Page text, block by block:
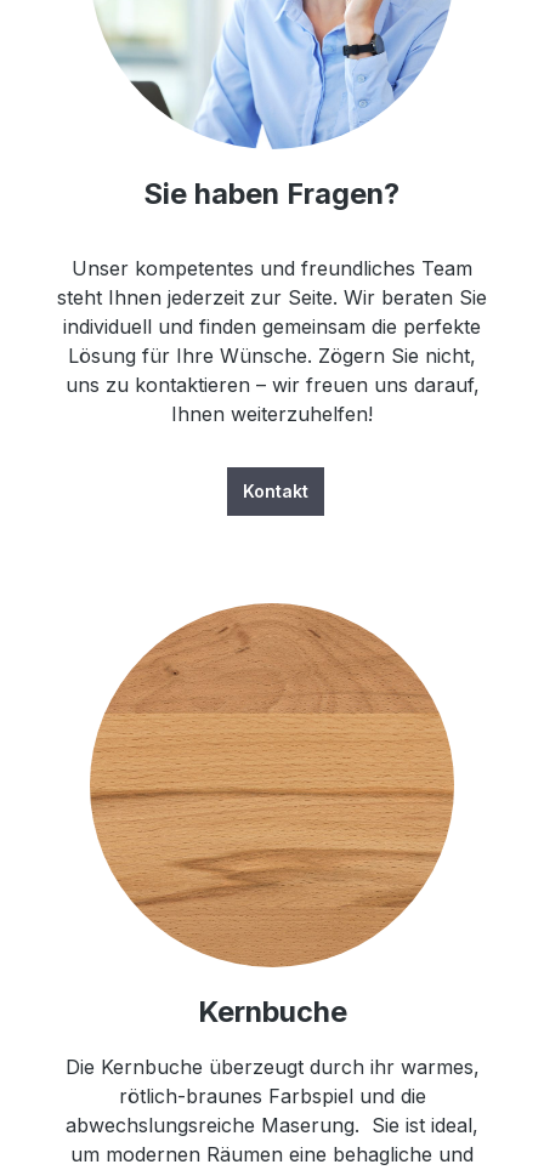
Sie haben Fragen?
Unser kompetentes und freundliches Team
steht Ihnen jederzeit zur Seite. Wir beraten Sie
individuell und finden gemeinsam die perfekte
Lösung für Ihre Wünsche. Zögern Sie nicht,
uns zu kontaktieren – wir freuen uns darauf,
Ihnen weiterzuhelfen!
Kontakt
Kernbuche
Die Kernbuche überzeugt durch ihr warmes,
rötlich-braunes Farbspiel und die
abwechslungsreiche Maserung. Sie ist ideal,
um modernen Räumen eine behagliche und